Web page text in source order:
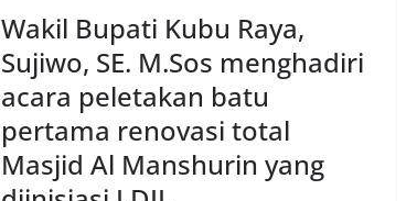
Wakil Bupati Kubu Raya,
Sujiwo, SE. M.Sos menghadiri
acara peletakan batu
pertama renovasi total
Masjid Al Manshurin yang